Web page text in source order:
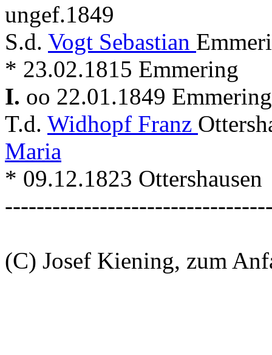
ungef.1849
S.d. Vogt Sebastian
* 23.02.1815 Emmering
I. oo 22.01.1849
T.d. Widhopf Franz
Maria
* 09.12.1823 Ottershausen
(C) Josef Kiening, zum